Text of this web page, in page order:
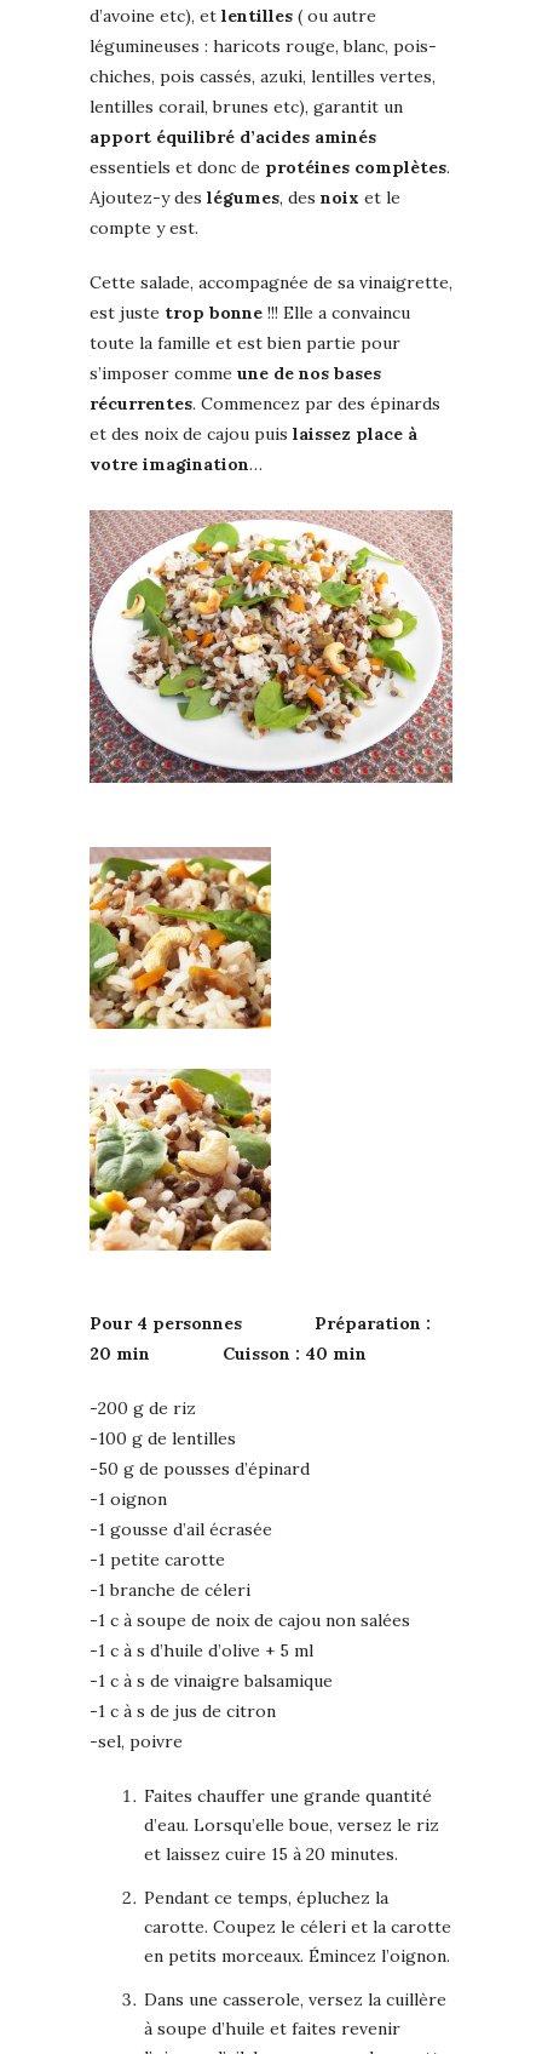
d’avoine etc), et lentilles ( ou autre
légumineuses : haricots rouge, blanc, pois-
chiches, pois cassés, azuki, lentilles vertes,
lentilles corail, brunes etc), garantit un
apport équilibré d’acides aminés
essentiels et donc de protéines complètes.
Ajoutez-y des légumes, des noix et le
compte y est.
Cette salade, accompagnée de sa vinaigrette,
est juste trop bonne !!! Elle a convaincu
toute la famille et est bien partie pour
s’imposer comme une de nos bases
récurrentes. Commencez par des épinards
et des noix de cajou puis laissez place à
votre imagination…
Pour 4 personnes Préparation :
20 min Cuisson : 40 min
-200 g de riz
-100 g de lentilles
-50 g de pousses d’épinard
-1 oignon
-1 gousse d’ail écrasée
-1 petite carotte
-1 branche de céleri
-1 c à soupe de noix de cajou non salées
-1 c à s d’huile d’olive + 5 ml
-1 c à s de vinaigre balsamique
-1 c à s de jus de citron
-sel, poivre
Faites chauffer une grande quantité
d’eau. Lorsqu’elle boue, versez le riz
et laissez cuire 15 à 20 minutes.
Pendant ce temps, épluchez la
carotte. Coupez le céleri et la carotte
en petits morceaux. Émincez l’oignon.
Dans une casserole, versez la cuillère
à soupe d’huile et faites revenir